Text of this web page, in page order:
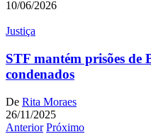
10/06/2026
Justiça
STF mantém prisões de
condenados
De Rita Moraes
26/11/2025
Anterior Próximo